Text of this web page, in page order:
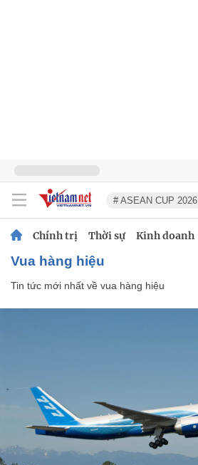
# ASEAN CUP 2026
Chính trị Thời sự Kinh doanh
vua hàng hiệu
Tin tức mới nhất về vua hàng hiệu